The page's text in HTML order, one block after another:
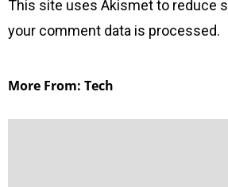
This site uses Akismet to reduce
your comment data is processed.
More From: Tech